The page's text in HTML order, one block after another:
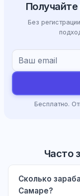
Без
Бесплатно.
Часто
Сколько
Самаре?